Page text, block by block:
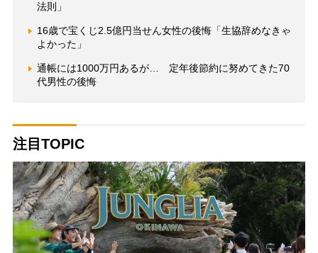
法則」
16歳で宝くじ2.5億円当せん女性の後悔「生協辞めなきゃ
よかった」
通帳には1000万円あるが… 定年後節約に努めてきた70
代男性の後悔
注目TOPIC